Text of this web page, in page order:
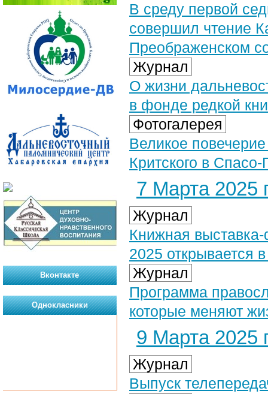
В среду первой
совершил чтение
Преображенском
Журнал
О жизни
в фонде редкой
Фотогалерея
Великое
Критского в
7 Марта 2025
Журнал
Книжная
2025 открывается
Журнал
Программа
которые меняют
9 Марта 2025
Журнал
Выпуск
Вконтакте
Однокласники